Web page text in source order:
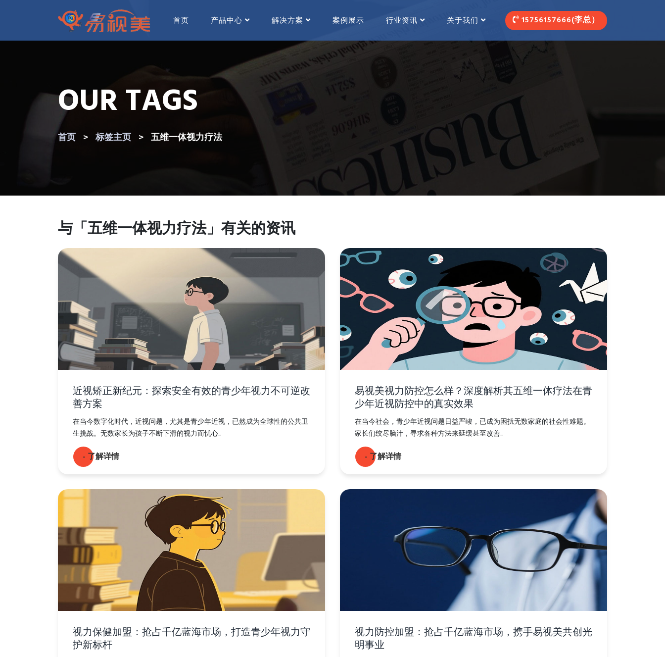
首页 产品中心 解决方案 案例展示 行业资讯 关于我们 15756157666(李总）
OUR TAGS
首页 标签主页 五维一体视力疗法
与「五维一体视力疗法」有关的资讯
近视矫正新纪元：探索安全有效的青少年视力不可逆改
善方案
在当今数字化时代，近视问题，尤其是青少年近视，已然成为全球性的公共卫
生挑战。无数家长为孩子不断下滑的视力而忧心...
- 了解详情
易视美视力防控怎么样？深度解析其五维一体疗法在青
少年近视防控中的真实效果
在当今社会，青少年近视问题日益严峻，已成为困扰无数家庭的社会性难题。
家长们绞尽脑汁，寻求各种方法来延缓甚至改善...
- 了解详情
视力保健加盟：抢占千亿蓝海市场，打造青少年视力守
护新标杆
视力防控加盟：抢占千亿蓝海市场，携手易视美共创光
明事业